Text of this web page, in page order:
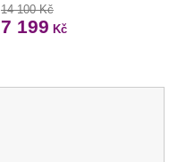
14 100 Kč
7 199 Kč